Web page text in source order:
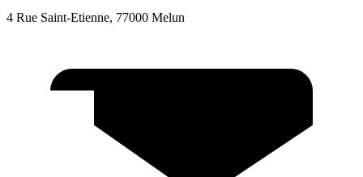
4 Rue Saint-Etienne, 77000 Melun